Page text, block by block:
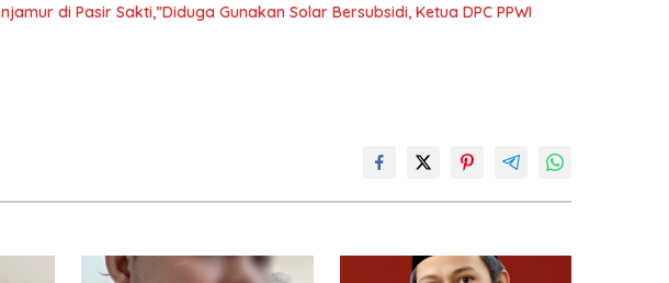
di Pasir Sakti,”Diduga Gunakan Solar Bersubsidi, Ketua DPC PPWI